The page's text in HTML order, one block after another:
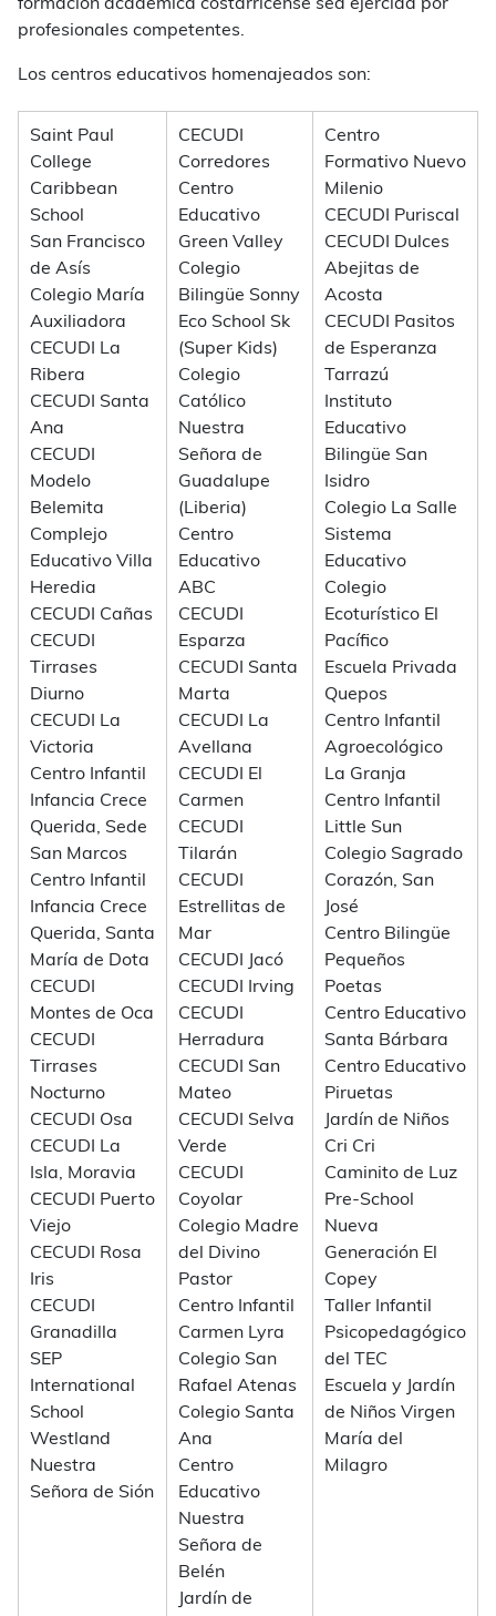
formación académica costarricense sea ejercida por
profesionales competentes.
Los centros educativos homenajeados son:
Saint Paul
College
Caribbean
School
San Francisco
de Asís
Colegio María
Auxiliadora
CECUDI La
Ribera
CECUDI Santa
Ana
CECUDI
Modelo
Belemita
Complejo
Educativo Villa
Heredia
CECUDI Cañas
CECUDI
Tirrases
Diurno
CECUDI La
Victoria
Centro Infantil
Infancia Crece
Querida, Sede
San Marcos
Centro Infantil
Infancia Crece
Querida, Santa
María de Dota
CECUDI
Montes de Oca
CECUDI
Tirrases
Nocturno
CECUDI Osa
CECUDI La
Isla, Moravia
CECUDI Puerto
Viejo
CECUDI Rosa
Iris
CECUDI
Granadilla
SEP
International
School
Westland
Nuestra
Señora de Sión
CECUDI
Corredores
Centro
Educativo
Green Valley
Colegio
Bilingüe Sonny
Eco School Sk
(Super Kids)
Colegio
Católico
Nuestra
Señora de
Guadalupe
(Liberia)
Centro
Educativo
ABC
CECUDI
Esparza
CECUDI Santa
Marta
CECUDI La
Avellana
CECUDI El
Carmen
CECUDI
Tilarán
CECUDI
Estrellitas de
Mar
CECUDI Jacó
CECUDI Irving
CECUDI
Herradura
CECUDI San
Mateo
CECUDI Selva
Verde
CECUDI
Coyolar
Colegio Madre
del Divino
Pastor
Centro Infantil
Carmen Lyra
Colegio San
Rafael Atenas
Colegio Santa
Ana
Centro
Educativo
Nuestra
Señora de
Belén
Jardín de
Centro
Formativo Nuevo
Milenio
CECUDI Puriscal
CECUDI Dulces
Abejitas de
Acosta
CECUDI Pasitos
de Esperanza
Tarrazú
Instituto
Educativo
Bilingüe San
Isidro
Colegio La Salle
Sistema
Educativo
Colegio
Ecoturístico El
Pacífico
Escuela Privada
Quepos
Centro Infantil
Agroecológico
La Granja
Centro Infantil
Little Sun
Colegio Sagrado
Corazón, San
José
Centro Bilingüe
Pequeños
Poetas
Centro Educativo
Santa Bárbara
Centro Educativo
Piruetas
Jardín de Niños
Cri Cri
Caminito de Luz
Pre-School
Nueva
Generación El
Copey
Taller Infantil
Psicopedagógico
del TEC
Escuela y Jardín
de Niños Virgen
María del
Milagro